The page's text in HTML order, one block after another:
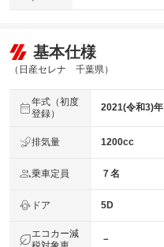
基本仕様
（日産セレナ 千葉県）
年式（初度
登録）
2021(令和3)年
排気量 1200cc
乗車定員 ７名
ドア 5D
エコカー減
－